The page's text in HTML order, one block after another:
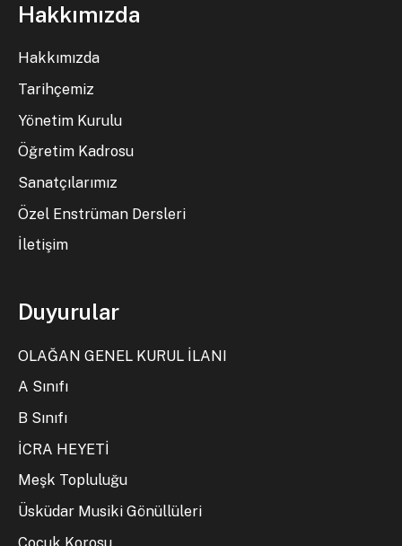
Hakkımızda
Hakkımızda
Tarihçemiz
Yönetim Kurulu
Öğretim Kadrosu
Sanatçılarımız
Özel Enstrüman Dersleri
İletişim
Duyurular
OLAĞAN GENEL KURUL İLANI
A Sınıfı
B Sınıfı
İCRA HEYETİ
Meşk Topluluğu
Üsküdar Musiki Gönüllüleri
Çocuk Korosu